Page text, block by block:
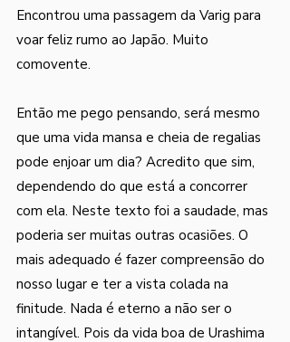
Encontrou uma passagem da Varig para
voar feliz rumo ao Japão. Muito
comovente.
Então me pego pensando, será mesmo
que uma vida mansa e cheia de regalias
pode enjoar um dia? Acredito que sim,
dependendo do que está a concorrer
com ela. Neste texto foi a saudade, mas
poderia ser muitas outras ocasiões. O
mais adequado é fazer compreensão do
nosso lugar e ter a vista colada na
finitude. Nada é eterno a não ser o
intangível. Pois da vida boa de Urashima